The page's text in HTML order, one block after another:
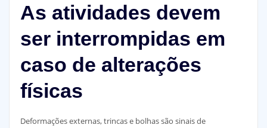
As atividades devem
ser interrompidas em
caso de alterações
físicas
Deformações externas, trincas e bolhas são sinais de